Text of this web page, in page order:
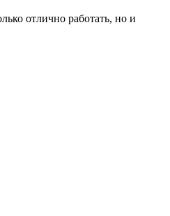
отлично работать, но и